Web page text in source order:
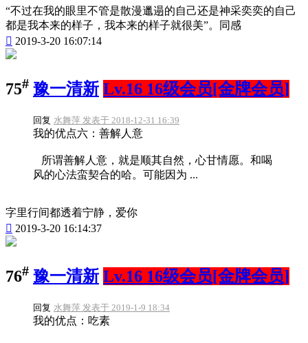
“不过在我的眼里不管是散漫邋遢的自己还是神采奕奕的自己
都是我本来的样子，我本来的样子就很美”。同感
 2019-3-20 16:07:14
75# 豫一清新 Lv.16 16级会员[金牌会员]
回复 水舞萍 发表于 2018-12-31 16:39
我的优点六：善解人意
所谓善解人意，就是顺其自然，心甘情愿。和喝
风的心法蛮契合的哈。可能因为 ...
字里行间都透着宁静，爱你
 2019-3-20 16:14:37
76# 豫一清新 Lv.16 16级会员[金牌会员]
回复 水舞萍 发表于 2019-1-9 18:34
我的优点：吃素